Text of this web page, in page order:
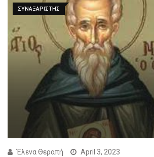
ΣΥΝΑΞΑΡΙΣΤΗΣ
Έλενα Θεραπή April 3, 2023